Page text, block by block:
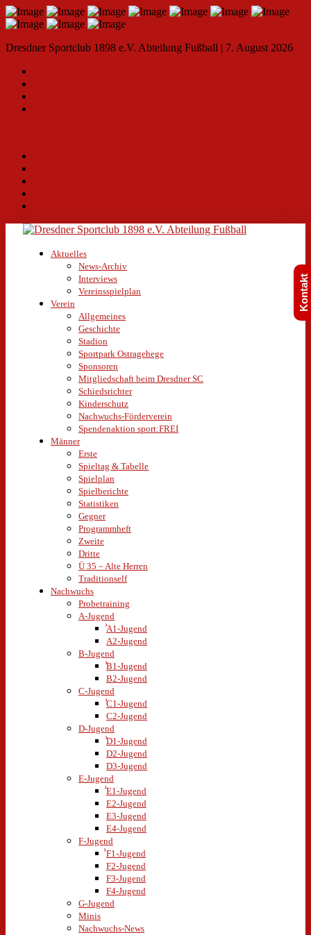
Dresdner Sportclub 1898 e.V. Abteilung Fußball | 7. August 2026
Aktuelles
News-Archiv
Interviews
Vereinsspielplan
Verein
Allgemeines
Geschichte
Stadion
Sportpark Ostragehege
Sponsoren
Mitgliedschaft beim Dresdner SC
Schiedsrichter
Kinderschutz
Nachwuchs-Förderverein
Spendenaktion sport:FREI
Männer
Erste
Spieltag & Tabelle
Spielplan
Spielberichte
Statistiken
Gegner
Programmheft
Zweite
Dritte
Ü 35 – Alte Herren
Traditionself
Nachwuchs
Probetraining
A-Jugend
A1-Jugend
A2-Jugend
B-Jugend
B1-Jugend
B2-Jugend
C-Jugend
C1-Jugend
C2-Jugend
D-Jugend
D1-Jugend
D2-Jugend
D3-Jugend
E-Jugend
E1-Jugend
E2-Jugend
E3-Jugend
E4-Jugend
F-Jugend
F1-Jugend
F2-Jugend
F3-Jugend
F4-Jugend
G-Jugend
Minis
Nachwuchs-News
Kontakt